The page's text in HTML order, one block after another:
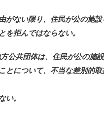
がない限り、住民が公の施設
を拒んではならない。
方公共団体は、住民が公の施
とについて、不当な差別的取
い。